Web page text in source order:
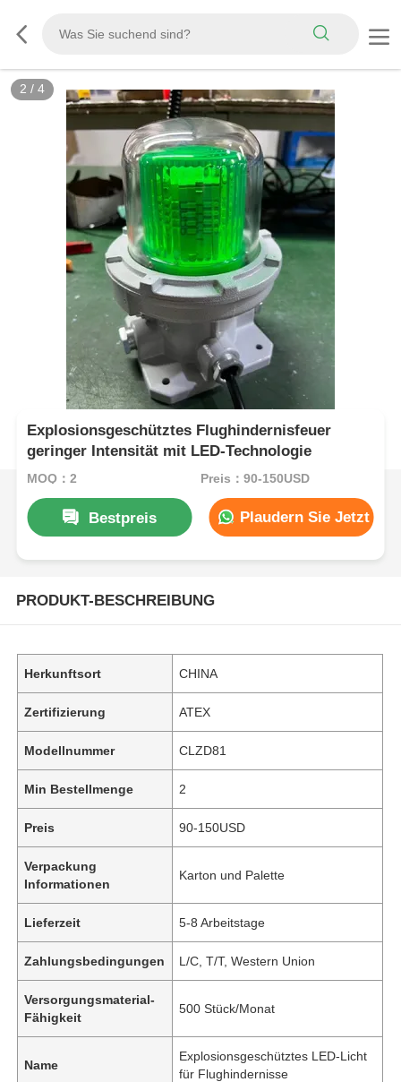
2 / 4
Explosionsgeschütztes Flughindernisfeuer
geringer Intensität mit LED-Technologie
MOQ：2 Preis：90-150USD
Bestpreis Plaudern Sie Jetzt
PRODUKT-BESCHREIBUNG
Herkunftsort CHINA
Zertifizierung ATEX
Modellnummer CLZD81
Min Bestellmenge 2
Preis 90-150USD
Verpackung
Informationen
Karton und Palette
Lieferzeit 5-8 Arbeitstage
Zahlungsbedingungen L/C, T/T, Western Union
Versorgungsmaterial-
Fähigkeit
500 Stück/Monat
Name
Explosionsgeschütztes LED-Licht
für Flughindernisse